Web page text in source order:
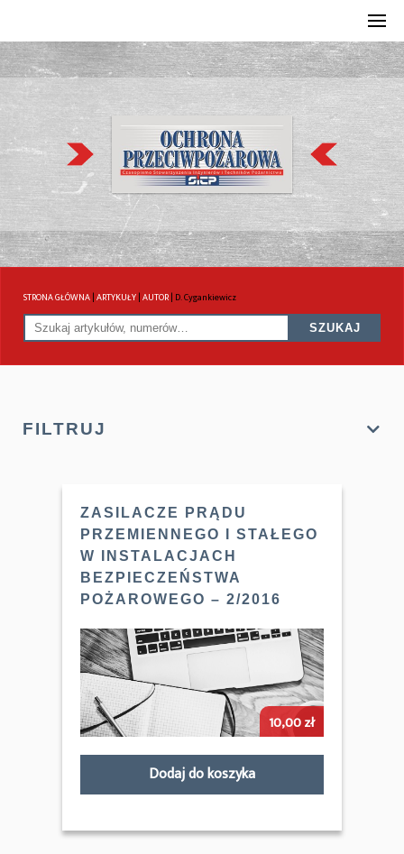
STRONA GŁÓWNA|ARTYKUŁY|AUTOR| D. Cygankiewicz
SZUKAJ
FILTRUJ
ZASILACZE PRĄDU
PRZEMIENNEGO I STAŁEGO
W INSTALACJACH
BEZPIECZEŃSTWA
POŻAROWEGO – 2/2016
10,00zł
Dodaj do koszyka